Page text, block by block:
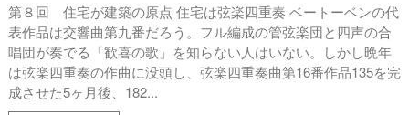
第８回 住宅が建築の原点 住宅は弦楽四重奏 ベートーベンの代
表作品は交響曲第九番だろう。フル編成の管弦楽団と四声の合
唱団が奏でる「歓喜の歌」を知らない人はいない。しかし晩年
は弦楽四重奏の作曲に没頭し、弦楽四重奏曲第16番作品135を完
成させた5ヶ月後、182...